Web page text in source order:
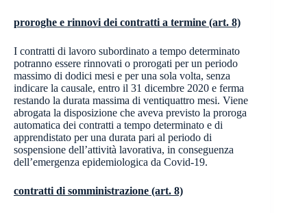
proroghe e rinnovi dei contratti a termine (art. 8)
I contratti di lavoro subordinato a tempo determinato
potranno essere rinnovati o prorogati per un periodo
massimo di dodici mesi e per una sola volta, senza
indicare la causale, entro il 31 dicembre 2020 e ferma
restando la durata massima di ventiquattro mesi. Viene
abrogata la disposizione che aveva previsto la proroga
automatica dei contratti a tempo determinato e di
apprendistato per una durata pari al periodo di
sospensione dell’attività lavorativa, in conseguenza
dell’emergenza epidemiologica da Covid-19.
contratti di somministrazione (art. 8)